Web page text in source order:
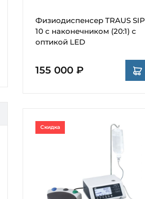
Физиодиспенсер TRAUS SIP
10 с наконечником (20:1) с
оптикой LED
155 000 ₽
Скидка